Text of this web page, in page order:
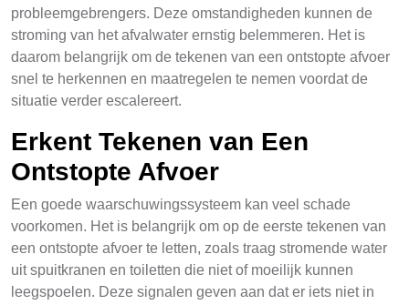
probleemgebrengers. Deze omstandigheden kunnen de
stroming van het afvalwater ernstig belemmeren. Het is
daarom belangrijk om de tekenen van een ontstopte afvoer
snel te herkennen en maatregelen te nemen voordat de
situatie verder escalereert.
Erkent Tekenen van Een
Ontstopte Afvoer
Een goede waarschuwingssysteem kan veel schade
voorkomen. Het is belangrijk om op de eerste tekenen van
een ontstopte afvoer te letten, zoals traag stromende water
uit spuitkranen en toiletten die niet of moeilijk kunnen
leegspoelen. Deze signalen geven aan dat er iets niet in